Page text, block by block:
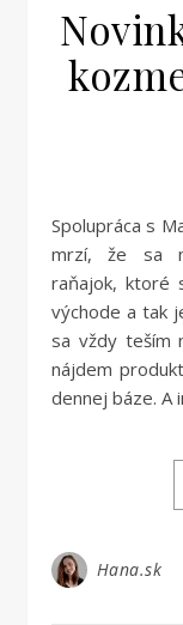
Spolupráca s Mary Kay ma nesmierne baví. Veľmi ma
mrzí, že sa
raňajok, ktoré
východe a tak
sa vždy teším
nájdem
dennej báze. A
Hana.sk